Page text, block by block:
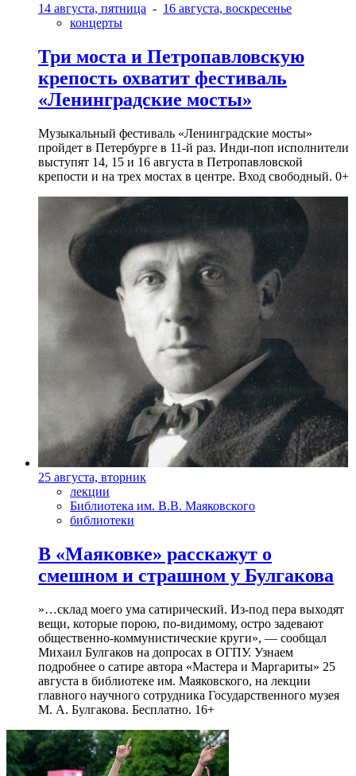
14 августа, пятница - 16 августа, воскресенье
концерты
Три моста и Петропавловскую
крепость охватит фестиваль
«Ленинградские мосты»
Музыкальный фестиваль «Ленинградские мосты»
пройдет в Петербурге в 11-й раз. Инди-поп исполнители
выступят 14, 15 и 16 августа в Петропавловской
крепости и на трех мостах в центре. Вход свободный. 0+
25 августа, вторник
лекции
Библиотека им. В.В. Маяковского
библиотеки
В «Маяковке» расскажут о
смешном и страшном у Булгакова
»…склад моего ума сатирический. Из-под пера выходят
вещи, которые порою, по-видимому, остро задевают
общественно-коммунистические круги», — сообщал
Михаил Булгаков на допросах в ОГПУ. Узнаем
подробнее о сатире автора «Мастера и Маргариты» 25
августа в библиотеке им. Маяковского, на лекции
главного научного сотрудника Государственного музея
М. А. Булгакова. Бесплатно. 16+